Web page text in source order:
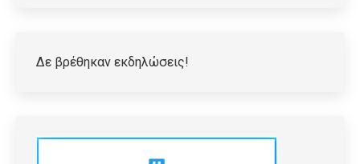
Δε βρέθηκαν εκδηλώσεις!